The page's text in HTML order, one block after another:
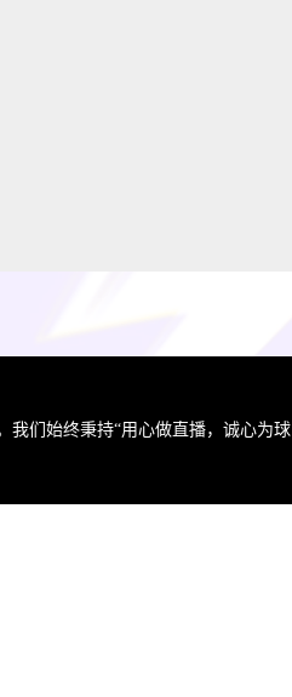
我们始终秉持“用心做直播，诚心为球